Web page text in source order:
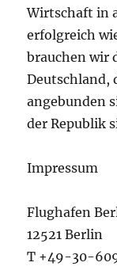
Wirtschaft in
erfolgreich
brauchen wir
angebunden
der Republik
Impressum
Flughafen
12521 Berlin
T +49-30-